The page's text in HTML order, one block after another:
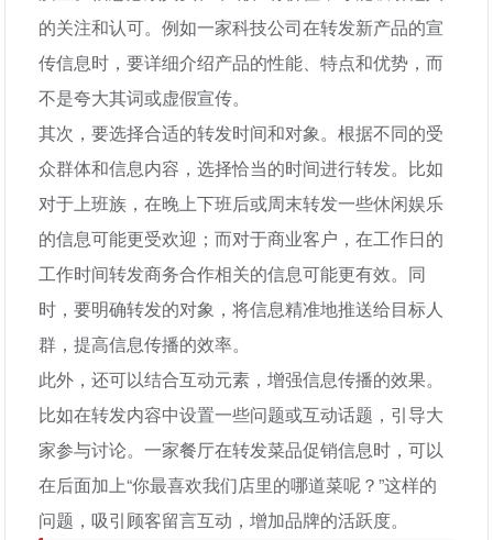
的关注和认可。例如一家科技公司在转发新产品的宣
传信息时，要详细介绍产品的性能、特点和优势，而
不是夸大其词或虚假宣传。
其次，要选择合适的转发时间和对象。根据不同的受
众群体和信息内容，选择恰当的时间进行转发。比如
对于上班族，在晚上下班后或周末转发一些休闲娱乐
的信息可能更受欢迎；而对于商业客户，在工作日的
工作时间转发商务合作相关的信息可能更有效。同
时，要明确转发的对象，将信息精准地推送给目标人
群，提高信息传播的效率。
此外，还可以结合互动元素，增强信息传播的效果。
比如在转发内容中设置一些问题或互动话题，引导大
家参与讨论。一家餐厅在转发菜品促销信息时，可以
在后面加上“你最喜欢我们店里的哪道菜呢？”这样的
问题，吸引顾客留言互动，增加品牌的活跃度。